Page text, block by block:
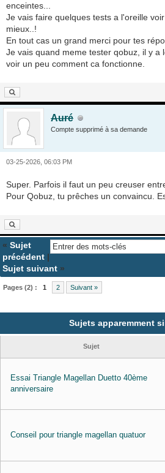
enceintes...
Je vais faire quelques tests a l'oreille
mieux..!
En tout cas un grand merci pour tes
Je vais quand meme tester qobuz, il y a
voir un peu comment ca fonctionne.
Auré
Compte supprimé à sa demande
03-25-2026, 06:03 PM
Super. Parfois il faut un peu creuser
Pour Qobuz, tu prêches un convaincu.
« Sujet
précédent |
Sujet suivant »
Pages (2) : 1 2 Suivant »
Sujets apparemment
Sujet
Essai Triangle Magellan Duetto 40ème
anniversaire
Conseil pour triangle magellan quatuor